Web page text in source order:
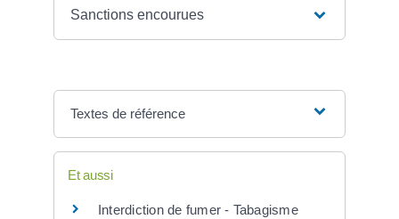
Sanctions encourues
Textes de référence
Et aussi
Interdiction de fumer - Tabagisme